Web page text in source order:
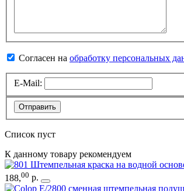
Согласен на обработку персональных
E-Mail:
Отправить
Список пуст
К данному товару рекомендуем
188,00 р.